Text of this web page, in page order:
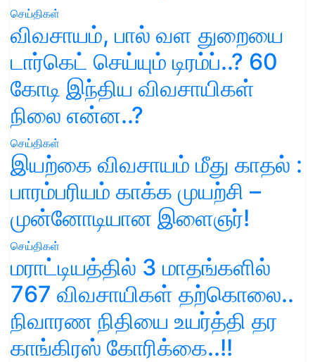
செய்திகள்
விவசாயம், பால் வள துறையை
டார்கெட் செய்யும் டிரம்ப்..? 60
கோடி இந்திய விவசாயிகள்
நிலை என்ன..?
செய்திகள்
இயற்கை விவசாயம் மீது காதல் :
பாரம்பரியம் காக்க முயற்சி –
முன்னோடியான இளைஞர்!
செய்திகள்
மராட்டியத்தில் 3 மாதங்களில்
767 விவசாயிகள் தற்கொலை..
நிவாரண நிதியை உயர்த்தி தர
காங்கிரஸ் கோரிக்கை..!!